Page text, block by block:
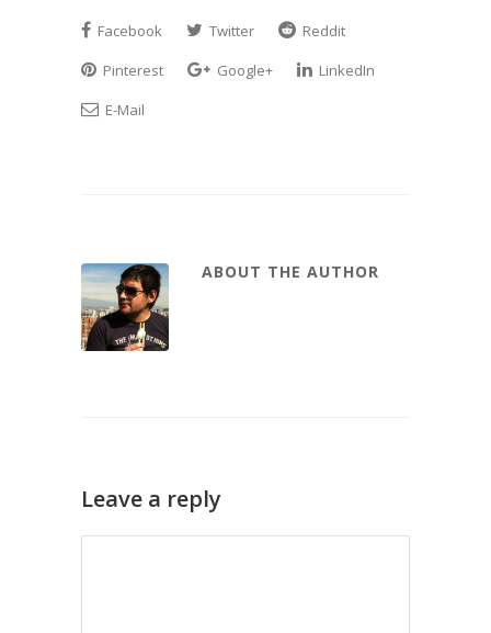
Facebook Twitter
Reddit
Pinterest
Google+
LinkedIn
E-Mail
ABOUT THE AUTHOR
Leave a reply